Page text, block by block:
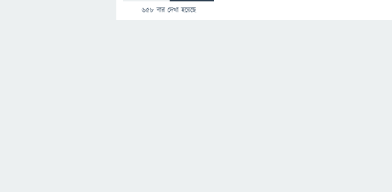
658 বার দেখা হয়েছে